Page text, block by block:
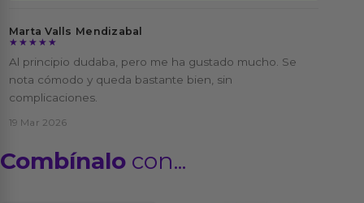
Marta Valls Mendizabal
★★★★★
★★★★★
Al principio dudaba, pero me ha gustado mucho. Se
nota cómodo y queda bastante bien, sin
complicaciones.
19 Mar 2026
Combínalo con...